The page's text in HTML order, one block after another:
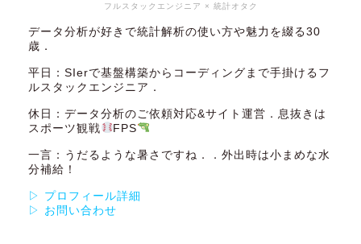
フルスタックエンジニア × 統計オタク
データ分析が好きで統計解析の使い方や魅力を綴る30
歳．
平日：SIerで基盤構築からコーディングまで手掛けるフ
ルスタックエンジニア．
休日：データ分析のご依頼対応&サイト運営．息抜きは
スポーツ観戦
FPS
一言：うだるような暑さですね．．外出時は小まめな水
分補給！
▷ プロフィール詳細
▷ お問い合わせ